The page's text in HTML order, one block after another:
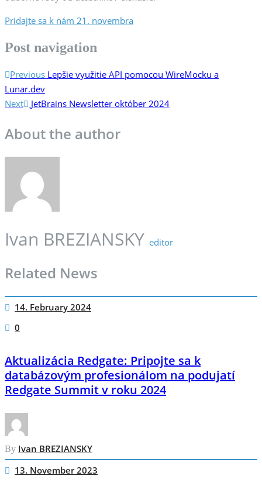
Pridajte sa k nám 21. novembra
Post navigation
Previous Lepšie využitie API pomocou WireMocku a
Lunar.dev
Next
JetBrains Newsletter október 2024
About the author
Ivan BREZIANSKY editor
Related News
14. February 2024
0
Aktualizácia Redgate: Pripojte sa k
databázovým profesionálom na podujatí
Redgate Summit v roku 2024
By Ivan BREZIANSKY
13. November 2023